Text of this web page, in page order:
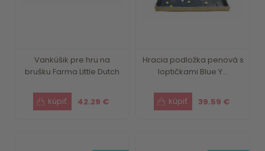
Vankúšik pre hru na
brušku Farma Little Dutch
42.29 €
Hracia podložka penová s
loptičkami Blue Y...
39.59 €